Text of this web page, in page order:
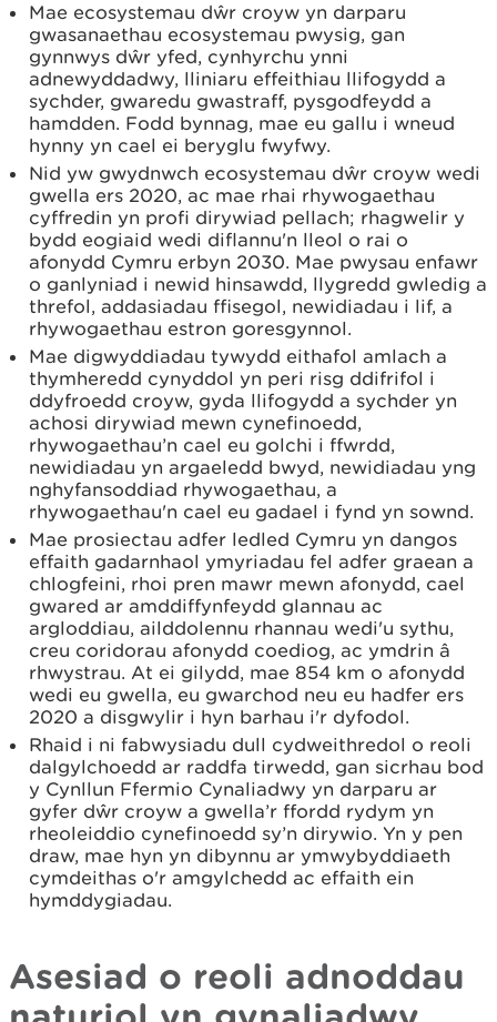
Mae ecosystemau dŵr croyw yn darparu
gwasanaethau ecosystemau pwysig, gan
gynnwys dŵr yfed, cynhyrchu ynni
adnewyddadwy, lliniaru effeithiau llifogydd a
sychder, gwaredu gwastraff, pysgodfeydd a
hamdden. Fodd bynnag, mae eu gallu i wneud
hynny yn cael ei beryglu fwyfwy.
Nid yw gwydnwch ecosystemau dŵr croyw wedi
gwella ers 2020, ac mae rhai rhywogaethau
cyffredin yn profi dirywiad pellach; rhagwelir y
bydd eogiaid wedi diflannu'n lleol o rai o
afonydd Cymru erbyn 2030. Mae pwysau enfawr
o ganlyniad i newid hinsawdd, llygredd gwledig a
threfol, addasiadau ffisegol, newidiadau i lif, a
rhywogaethau estron goresgynnol.
Mae digwyddiadau tywydd eithafol amlach a
thymheredd cynyddol yn peri risg ddifrifol i
ddyfroedd croyw, gyda llifogydd a sychder yn
achosi dirywiad mewn cynefinoedd,
rhywogaethau’n cael eu golchi i ffwrdd,
newidiadau yn argaeledd bwyd, newidiadau yng
nghyfansoddiad rhywogaethau, a
rhywogaethau'n cael eu gadael i fynd yn sownd.
Mae prosiectau adfer ledled Cymru yn dangos
effaith gadarnhaol ymyriadau fel adfer graean a
chlogfeini, rhoi pren mawr mewn afonydd, cael
gwared ar amddiffynfeydd glannau ac
argloddiau, ailddolennu rhannau wedi'u sythu,
creu coridorau afonydd coediog, ac ymdrin â
rhwystrau. At ei gilydd, mae 854 km o afonydd
wedi eu gwella, eu gwarchod neu eu hadfer ers
2020 a disgwylir i hyn barhau i'r dyfodol.
Rhaid i ni fabwysiadu dull cydweithredol o reoli
dalgylchoedd ar raddfa tirwedd, gan sicrhau bod
y Cynllun Ffermio Cynaliadwy yn darparu ar
gyfer dŵr croyw a gwella’r ffordd rydym yn
rheoleiddio cynefinoedd sy’n dirywio. Yn y pen
draw, mae hyn yn dibynnu ar ymwybyddiaeth
cymdeithas o'r amgylchedd ac effaith ein
hymddygiadau.
Asesiad o reoli adnoddau